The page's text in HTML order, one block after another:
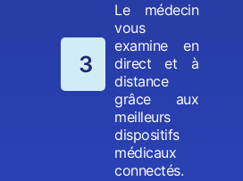
3
Le médecin
vous
examine en
direct et à
distance
grâce aux
meilleurs
dispositifs
médicaux
connectés.